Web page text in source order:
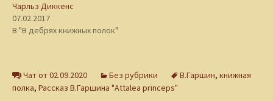
Чарльз Диккенс
07.02.2017
В "В дебрях книжных полок"
Чат от 02.09.2020 Без рубрики В.Гаршин, книжная
полка, Рассказ В.Гаршина "Attalea princeps"